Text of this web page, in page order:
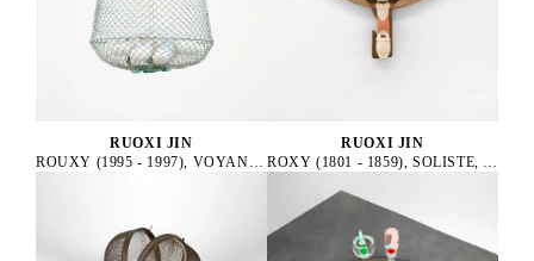
RUOXI JIN
ROUXY (1995 - 1997), VOYANTE, 2025
RUOXI JIN
ROXY (1801 - 1859), SOLISTE, 2025